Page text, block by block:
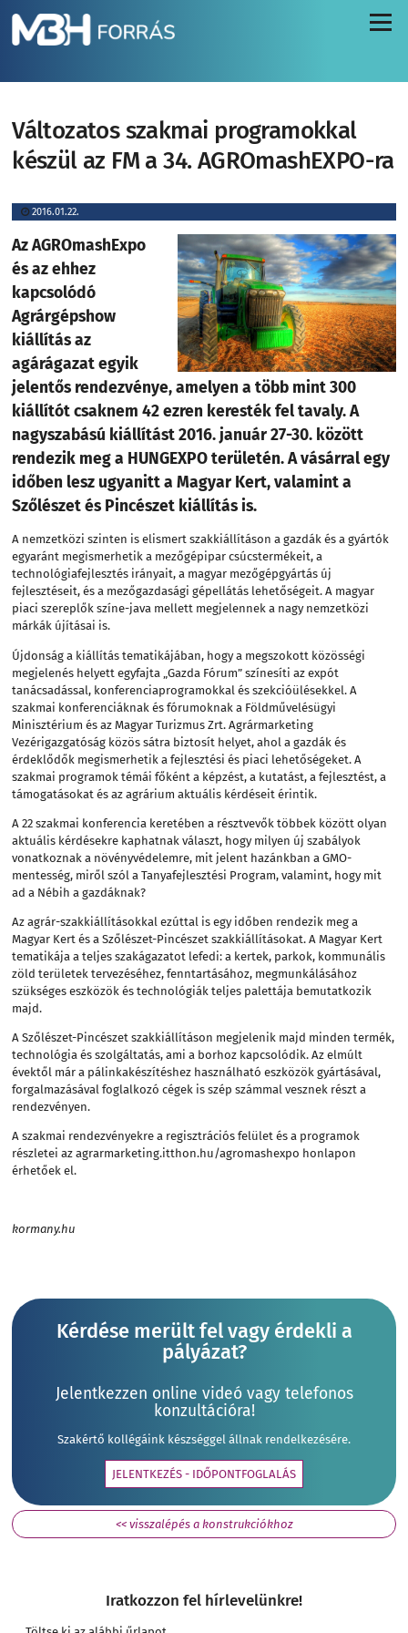
Menü
Változatos szakmai programokkal
készül az FM a 34. AGROmashEXPO-ra
2016.01.22.
Az AGROmashExpo
és az ehhez
kapcsolódó
Agrárgépshow
kiállítás az
agárágazat egyik
jelentős rendezvénye, amelyen a több mint 300
kiállítót csaknem 42 ezren keresték fel tavaly. A
nagyszabású kiállítást 2016. január 27-30. között
rendezik meg a HUNGEXPO területén. A vásárral egy
időben lesz ugyanitt a Magyar Kert, valamint a
Szőlészet és Pincészet kiállítás is.
A nemzetközi szinten is elismert szakkiállításon a gazdák és a gyártók
egyaránt megismerhetik a mezőgépipar csúcstermékeit, a
technológiafejlesztés irányait, a magyar mezőgépgyártás új
fejlesztéseit, és a mezőgazdasági gépellátás lehetőségeit. A magyar
piaci szereplők színe-java mellett megjelennek a nagy nemzetközi
márkák újításai is.
Újdonság a kiállítás tematikájában, hogy a megszokott közösségi
megjelenés helyett egyfajta „Gazda Fórum” színesíti az expót
tanácsadással, konferenciaprogramokkal és szekcióülésekkel. A
szakmai konferenciáknak és fórumoknak a Földművelésügyi
Minisztérium és az Magyar Turizmus Zrt. Agrármarketing
Vezérigazgatóság közös sátra biztosít helyet, ahol a gazdák és
érdeklődők megismerhetik a fejlesztési és piaci lehetőségeket. A
szakmai programok témái főként a képzést, a kutatást, a fejlesztést, a
támogatásokat és az agrárium aktuális kérdéseit érintik.
A 22 szakmai konferencia keretében a résztvevők többek között olyan
aktuális kérdésekre kaphatnak választ, hogy milyen új szabályok
vonatkoznak a növényvédelemre, mit jelent hazánkban a GMO-
mentesség, miről szól a Tanyafejlesztési Program, valamint, hogy mit
ad a Nébih a gazdáknak?
Az agrár-szakkiállításokkal ezúttal is egy időben rendezik meg a
Magyar Kert és a Szőlészet-Pincészet szakkiállításokat. A Magyar Kert
tematikája a teljes szakágazatot lefedi: a kertek, parkok, kommunális
zöld területek tervezéséhez, fenntartásához, megmunkálásához
szükséges eszközök és technológiák teljes palettája bemutatkozik
majd.
A Szőlészet-Pincészet szakkiállításon megjelenik majd minden termék,
technológia és szolgáltatás, ami a borhoz kapcsolódik. Az elmúlt
évektől már a pálinkakészítéshez használható eszközök gyártásával,
forgalmazásával foglalkozó cégek is szép számmal vesznek részt a
rendezvényen.
A szakmai rendezvényekre a regisztrációs felület és a programok
részletei azagrarmarketing.itthon.hu/agromashexpo honlapon
érhetőek el.
kormany.hu
Kérdése merült fel vagy érdekli a
pályázat?
Jelentkezzen online videó vagy telefonos
konzultációra!
Szakértő kollégáink készséggel állnak rendelkezésére.
JELENTKEZÉS - IDŐPONTFOGLALÁS
<< visszalépés a konstrukciókhoz
Iratkozzon fel hírlevelünkre!